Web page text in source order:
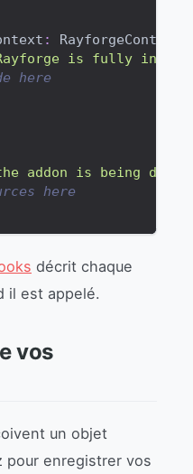
: RayforgeContext
Rayforge is fully
here
addon is being
here
décrit chaque
il est appelé.
vos
un objet
pour enregistrer vos